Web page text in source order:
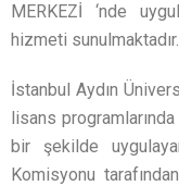
MERKEZİ ‘nde
hizmeti sunulmaktadır.
İstanbul Aydın
lisans
bir şekilde
Komisyonu